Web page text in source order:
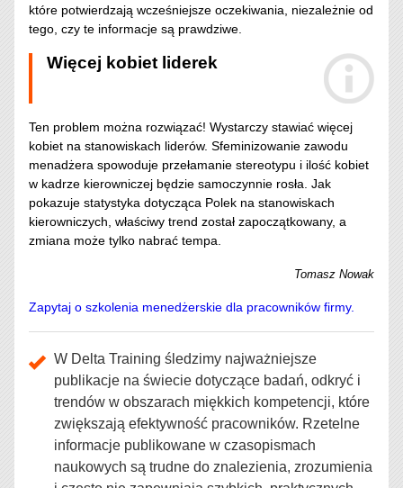
które potwierdzają wcześniejsze oczekiwania, niezależnie od
tego, czy te informacje są prawdziwe.
Więcej kobiet liderek
Ten problem można rozwiązać! Wystarczy stawiać więcej
kobiet na stanowiskach liderów. Sfeminizowanie zawodu
menadżera spowoduje przełamanie stereotypu i ilość kobiet
w kadrze kierowniczej będzie samoczynnie rosła. Jak
pokazuje statystyka dotycząca Polek na stanowiskach
kierowniczych, właściwy trend został zapoczątkowany, a
zmiana może tylko nabrać tempa.
Tomasz Nowak
Zapytaj o szkolenia menedżerskie dla pracowników firmy.
W Delta Training śledzimy najważniejsze
publikacje na świecie dotyczące badań, odkryć i
trendów w obszarach miękkich kompetencji, które
zwiększają efektywność pracowników. Rzetelne
informacje publikowane w czasopismach
naukowych są trudne do znalezienia, zrozumienia